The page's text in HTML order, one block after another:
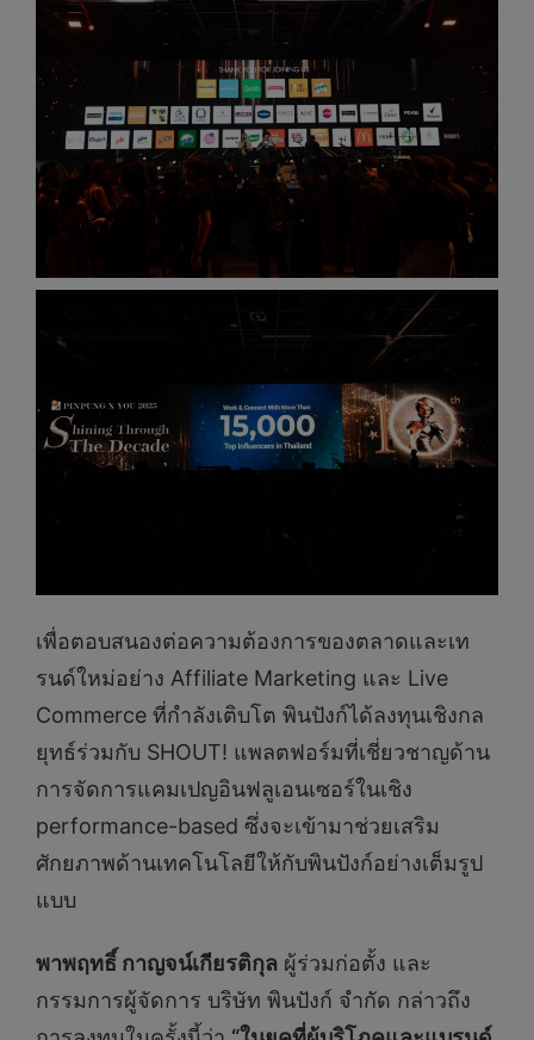
เพื่อตอบสนองต่อความต้องการของตลาดและเท
รนด์ใหม่อย่าง Affiliate Marketing และ Live
Commerce ที่กำลังเติบโต พินปังก์ได้ลงทุนเชิงกล
ยุทธ์ร่วมกับ SHOUT! แพลตฟอร์มที่เชี่ยวชาญด้าน
การจัดการแคมเปญอินฟลูเอนเซอร์ในเชิง
performance-based ซึ่งจะเข้ามาช่วยเสริม
ศักยภาพด้านเทคโนโลยีให้กับพินปังก์อย่างเต็มรูป
แบบ
พาพฤทธิ์ กาญจน์เกียรติกุล ผู้ร่วมก่อตั้ง และ
กรรมการผู้จัดการ บริษัท พินปังก์ จำกัด กล่าวถึง